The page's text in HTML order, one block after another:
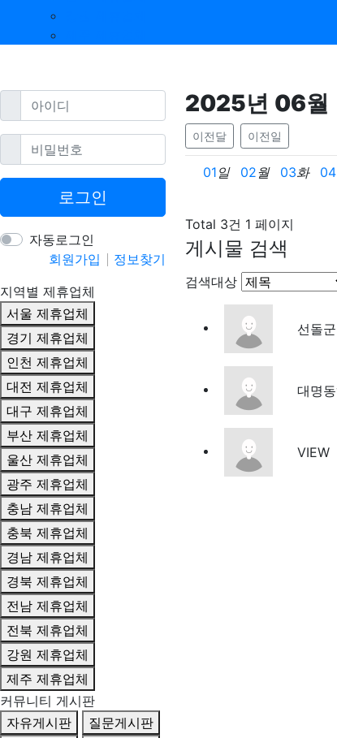
2025년 06월
이전달 이전일
01 일 02월 03화 04
Total 3건 1 페이지
게시물 검색
검색대상
선돌군
대명
VIEW
아이디필수
비밀번호필수
로그인
자동로그인
회원가입
정보찾기
지역별 제휴업체
서울 제휴업체
경기 제휴업체
인천 제휴업체
대전 제휴업체
대구 제휴업체
부산 제휴업체
울산 제휴업체
광주 제휴업체
충남 제휴업체
충북 제휴업체
경남 제휴업체
경북 제휴업체
전남 제휴업체
전북 제휴업체
강원 제휴업체
제주 제휴업체
커뮤니티 게시판
자유게시판
질문게시판